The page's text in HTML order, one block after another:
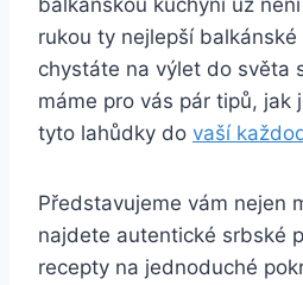
rukou ty nejlepší
chystáte na výlet do světa
máme pro vás pár tipů, jak
tyto lahůdky do vaší
Představujeme vám nejen
najdete autentické srbské
recepty na jednoduché